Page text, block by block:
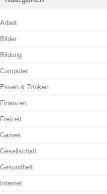
Arbeit
Bilder
Bildung
Computer
Essen & Trinken
Finanzen
Freizeit
Games
Gesellschaft
Gesundheit
Internet